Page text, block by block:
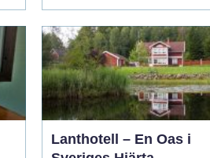
Lanthotell – En Oas i